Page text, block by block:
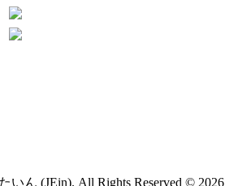
ん (JEin). All Rights Reserved © 2026